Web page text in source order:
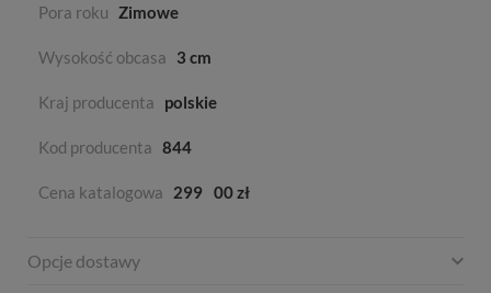
Pora roku Zimowe
Wysokość obcasa 3 cm
Kraj producenta polskie
Kod producenta 844
Cena katalogowa 299 00 zł
Opcje dostawy